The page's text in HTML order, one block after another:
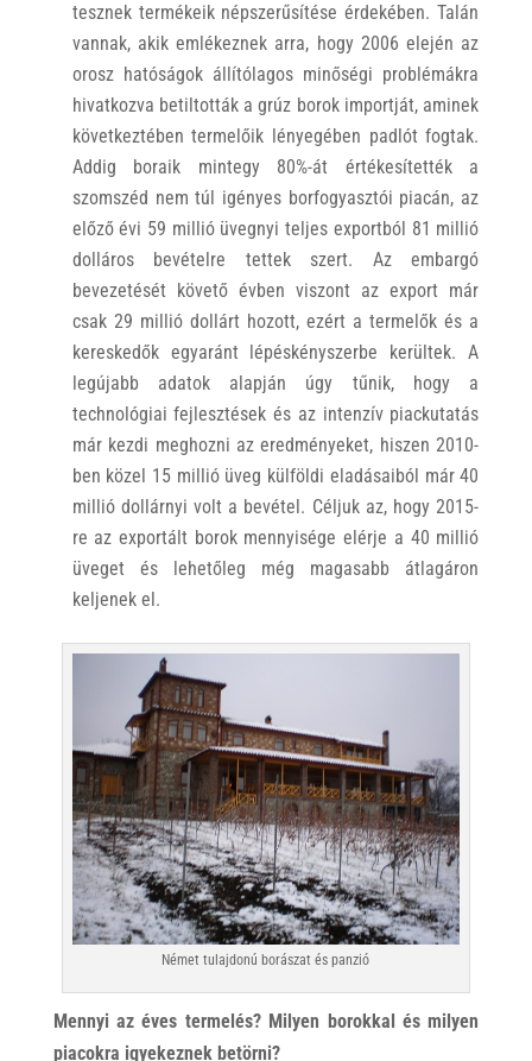
tesznek termékeik népszerűsítése érdekében. Talán
vannak, akik emlékeznek arra, hogy 2006 elején az
orosz hatóságok állítólagos minőségi problémákra
hivatkozva betiltották a grúz borok importját, aminek
következtében termelőik lényegében padlót fogtak.
Addig boraik mintegy 80%-át értékesítették a
szomszéd nem túl igényes borfogyasztói piacán, az
előző évi 59 millió üvegnyi teljes exportból 81 millió
dolláros bevételre tettek szert. Az embargó
bevezetését követő évben viszont az export már
csak 29 millió dollárt hozott, ezért a termelők és a
kereskedők egyaránt lépéskényszerbe kerültek. A
legújabb adatok alapján úgy tűnik, hogy a
technológiai fejlesztések és az intenzív piackutatás
már kezdi meghozni az eredményeket, hiszen 2010-
ben közel 15 millió üveg külföldi eladásaiból már 40
millió dollárnyi volt a bevétel. Céljuk az, hogy 2015-
re az exportált borok mennyisége elérje a 40 millió
üveget és lehetőleg még magasabb átlagáron
keljenek el.
Német tulajdonú borászat és panzió
Mennyi az éves termelés? Milyen borokkal és milyen
piacokra igyekeznek betörni?